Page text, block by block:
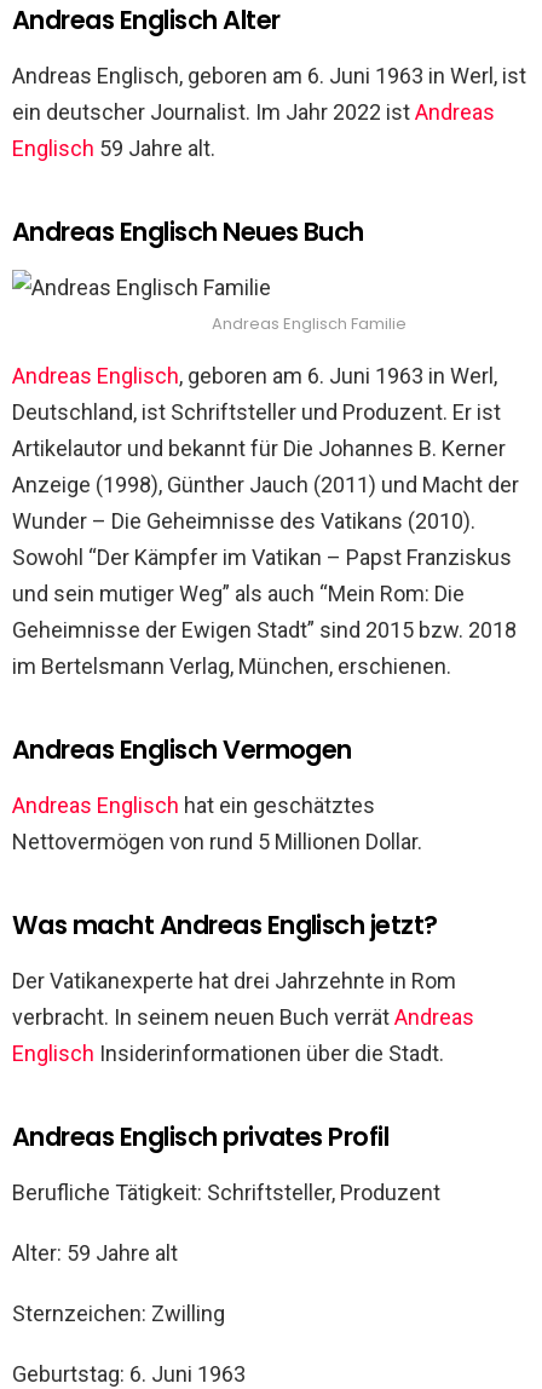
Andreas Englisch Alter
Andreas Englisch, geboren am 6. Juni 1963 in Werl, ist
ein deutscher Journalist. Im Jahr 2022 istAndreas
Englisch 59 Jahre alt.
Andreas Englisch Neues Buch
Andreas Englisch Familie
Andreas Englisch, geboren am 6. Juni 1963 in Werl,
Deutschland, ist Schriftsteller und Produzent. Er ist
Artikelautor und bekannt für Die Johannes B. Kerner
Anzeige (1998), Günther Jauch (2011) und Macht der
Wunder – Die Geheimnisse des Vatikans (2010).
Sowohl “Der Kämpfer im Vatikan – Papst Franziskus
und sein mutiger Weg” als auch “Mein Rom: Die
Geheimnisse der Ewigen Stadt” sind 2015 bzw. 2018
im Bertelsmann Verlag, München, erschienen.
Andreas Englisch Vermogen
Andreas Englisch hat ein geschätztes
Nettovermögen von rund 5 Millionen Dollar.
Was macht Andreas Englisch jetzt?
Der Vatikanexperte hat drei Jahrzehnte in Rom
verbracht. In seinem neuen Buch verrätAndreas
Englisch Insiderinformationen über die Stadt.
Andreas Englisch privates Profil
Berufliche Tätigkeit: Schriftsteller, Produzent
Alter: 59 Jahre alt
Sternzeichen: Zwilling
Geburtstag: 6. Juni 1963